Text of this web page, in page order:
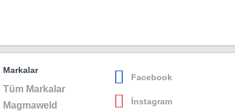
Markalar
Tüm Markalar
Magmaweld
Facebook
İnstagram